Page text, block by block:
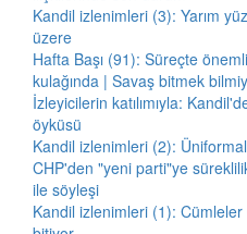
Kandil izlenimleri (3): Yarım
üzere
Hafta Başı (91): Süreçte
kulağında | Savaş bitmek
İzleyicilerin katılımıyla:
öyküsü
Kandil izlenimleri (2):
CHP'den "yeni parti"ye
ile söyleşi
Kandil izlenimleri (1):